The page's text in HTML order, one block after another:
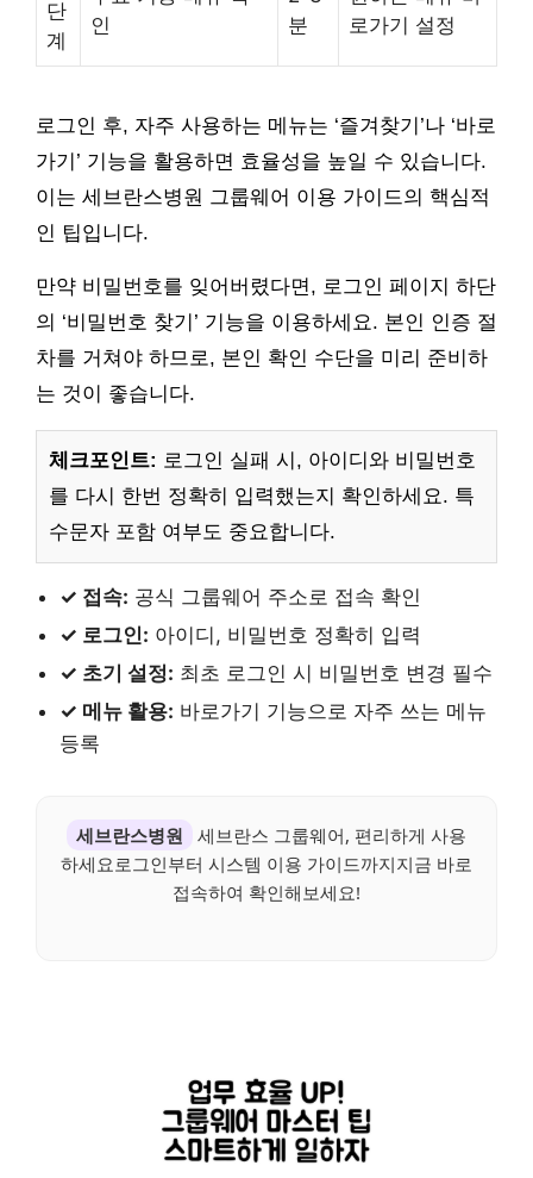
단
계
인
분
로가기 설정
로그인 후, 자주 사용하는 메뉴는 ‘즐겨찾기’나 ‘바로
가기’ 기능을 활용하면 효율성을 높일 수 있습니다.
이는 세브란스병원 그룹웨어 이용 가이드의 핵심적
인 팁입니다.
만약 비밀번호를 잊어버렸다면, 로그인 페이지 하단
의 ‘비밀번호 찾기’ 기능을 이용하세요. 본인 인증 절
차를 거쳐야 하므로, 본인 확인 수단을 미리 준비하
는 것이 좋습니다.
체크포인트: 로그인 실패 시, 아이디와 비밀번호
를 다시 한번 정확히 입력했는지 확인하세요. 특
수문자 포함 여부도 중요합니다.
✓ 접속: 공식 그룹웨어 주소로 접속 확인
✓ 로그인: 아이디, 비밀번호 정확히 입력
✓ 초기 설정: 최초 로그인 시 비밀번호 변경 필수
✓ 메뉴 활용: 바로가기 기능으로 자주 쓰는 메뉴
등록
세브란스병원
세브란스 그룹웨어, 편리하게 사용
하세요로그인부터 시스템 이용 가이드까지지금 바로
접속하여 확인해보세요!